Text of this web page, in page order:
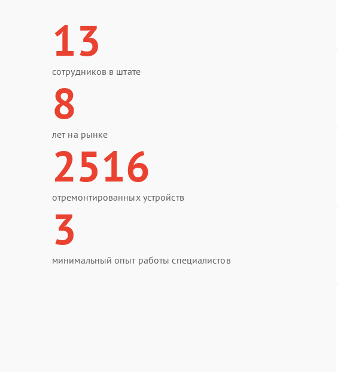
13
сотрудников в штате
8
лет на рынке
2516
отремонтированных устройств
3
минимальный опыт работы специалистов